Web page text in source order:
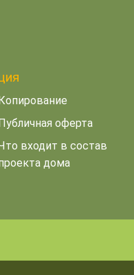
оферта
входит в состав
дома